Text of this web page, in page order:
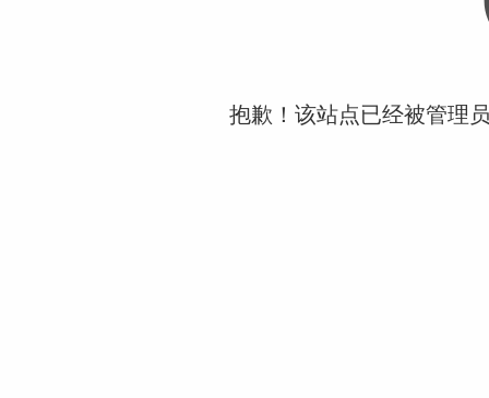
抱歉！该站点已经被管理